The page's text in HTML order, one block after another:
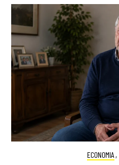
ECONOMIA ,